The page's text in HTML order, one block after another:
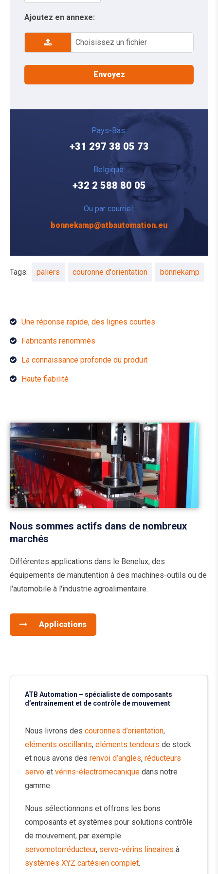
Ajoutez en annexe:
Choisissez un fichier
Pays-Bas:
+31 297 38 05 73
Belgique:
+32 2 588 80 05
Ou par courriel:
bonnekamp@atbautomation.eu
Tags: paliers couronne d'orientation bönnekamp
Une réponse rapide, des lignes courtes
Fabricants renommés
La connaissance profonde du produit
Haute fiabilité
Nous sommes actifs dans de nombreux
marchés
Différentes applications dans le Benelux, des
équipements de manutention à des machines-outils ou de
l'automobile à l'industrie agroalimentaire.
Applications
ATB Automation – spécialiste de composants
d’entraînement et de contrôle de mouvement
Nous livrons des couronnes d’orientation,
eléments oscillants, eléments tendeurs de stock
et nous avons des renvoi d’angles, réducteurs
servo et vérins-électromecanique dans notre
gamme.
Nous sélectionnons et offrons les bons
composants et systèmes pour solutions contrôle
de mouvement, par exemple
servomotorréducteur, servo-vérins lineaires à
systèmes XYZ cartésien complet.